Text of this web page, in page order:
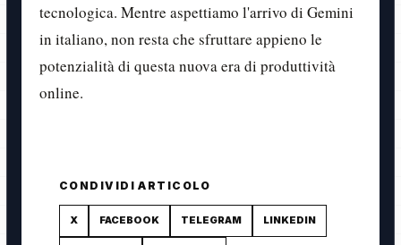
tecnologica. Mentre aspettiamo l'arrivo di Gemini
in italiano, non resta che sfruttare appieno le
potenzialità di questa nuova era di produttività
online.
CONDIVIDI ARTICOLO
X FACEBOOK TELEGRAM LINKEDIN